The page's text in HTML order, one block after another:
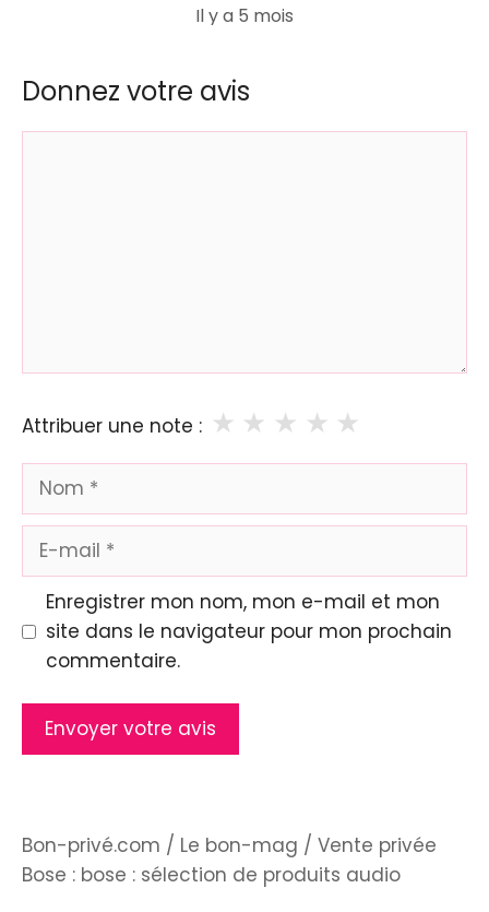
Il y a 5 mois
Donnez votre avis
Attribuer une note : ★
★
★
★
★
Nom
Enregistrer mon nom, mon e-mail et mon
site dans le navigateur pour mon prochain
commentaire.
Bon-privé.com / Le bon-mag / Vente privée
Bose : bose : sélection de produits audio